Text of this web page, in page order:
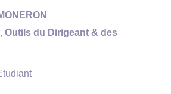
, Outils du Dirigeant & des